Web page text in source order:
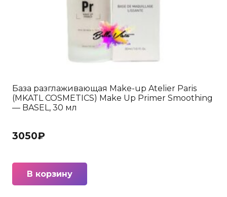
База разглаживающая Make-up Atelier Paris
(MKATL COSMETICS) Make Up Primer Smoothing
— BASEL, 30 мл
3050₽
В корзину